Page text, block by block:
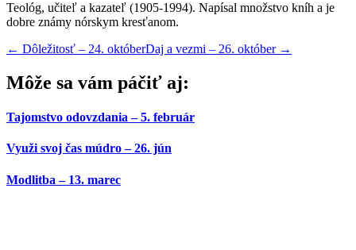
Teológ, učiteľ a kazateľ (1905-1994). Napísal množstvo kníh a je
dobre známy nórskym kresťanom.
← Dôležitosť – 24. októberDaj a vezmi – 26. október →
Môže sa vám páčiť aj:
Tajomstvo odovzdania – 5. február
Využi svoj čas múdro – 26. jún
Modlitba – 13. marec